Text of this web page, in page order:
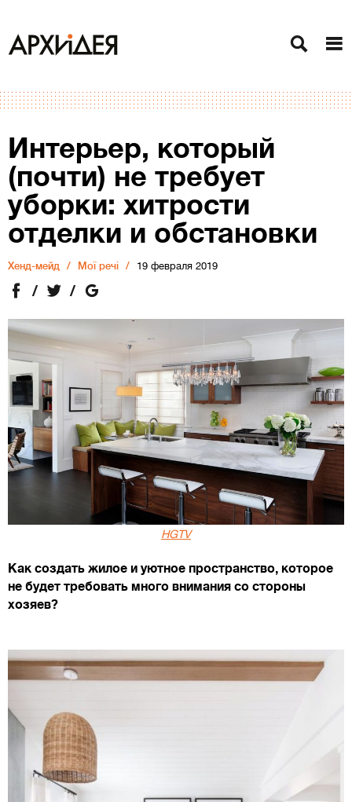
Интерьер, который
(почти) не требует
уборки: хитрости
отделки и обстановки
Хенд-мейд Мої речі 19 февраля 2019
HGTV
Как создать жилое и уютное пространство, которое
не будет требовать много внимания со стороны
хозяев?